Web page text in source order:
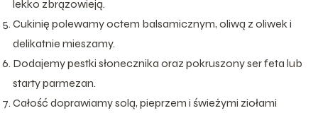
lekko zbrązowieją.
Cukinię polewamy octem balsamicznym, oliwą z oliwek i
delikatnie mieszamy.
Dodajemy pestki słonecznika oraz pokruszony ser feta lub
starty parmezan.
Całość doprawiamy solą, pieprzem i świeżymi ziołami